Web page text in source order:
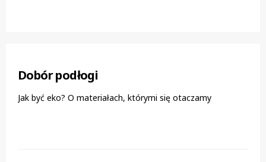
Dobór podłogi
Jak być eko? O materiałach, którymi się otaczamy